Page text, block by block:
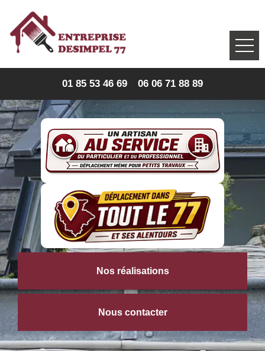
01 85 53 46 69 06 06 71 88 89
Nos réalisations
Nous contacter